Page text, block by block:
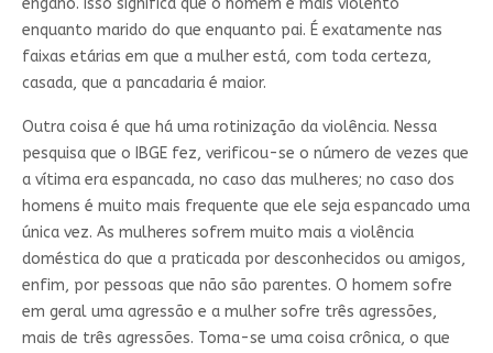
enquanto marido do que enquanto pai. É exatamente nas
faixas etárias em que a mulher está, com toda certeza,
casada, que a pancadaria é maior.
Outra coisa é que há uma rotinização da violência. Nessa
pesquisa que o IBGE fez, verificou-se o número de vezes que
a vítima era espancada, no caso das mulheres; no caso dos
homens é muito mais frequente que ele seja espancado uma
única vez. As mulheres sofrem muito mais a violência
doméstica do que a praticada por desconhecidos ou amigos,
enfim, por pessoas que não são parentes. O homem sofre
em geral uma agressão e a mulher sofre três agressões,
mais de três agressões. Toma-se uma coisa crônica, o que